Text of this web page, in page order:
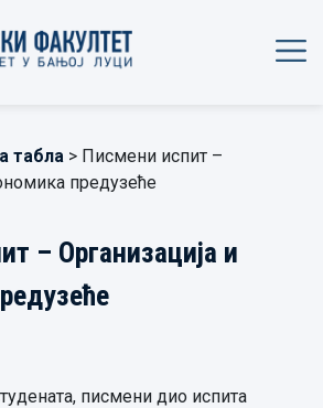
табла > Писмени испит –
предузеће
– Организација и
писмени дио испита